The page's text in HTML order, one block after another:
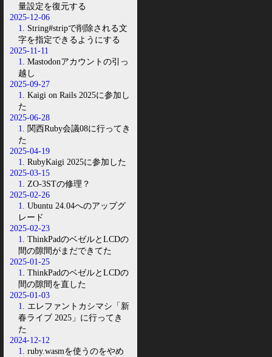
量設定を復元する
2025-12-06
1
. String#stripで削除される文
字を指定できるようにする
2025-11-11
1
. Mastodonアカウントの引っ
越し
2025-09-27
1
. Kaigi on Rails 2025に参加し
た
2025-06-28
1
. 関西Ruby会議08に行ってき
た
2025-04-19
1
. RubyKaigi 2025に参加した
2025-03-15
1
. ZO-3STの修理？
2025-02-26
1
. Ubuntu 24.04へのアップグ
レード
2025-02-23
1
. ThinkPadのベゼルとLCDの
間の隙間がまだできてた
2025-01-25
1
. ThinkPadのベゼルとLCDの
間の隙間を直した
2025-01-03
1
. エレファントカシマシ「新
春ライブ 2025」に行ってき
た
2024-12-12
1
. ruby.wasmを使うのをやめ